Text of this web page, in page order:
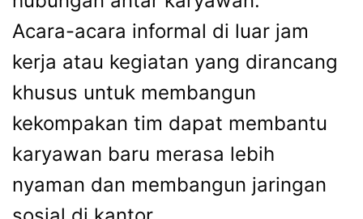
Acara-acara informal di luar jam
kerja atau kegiatan yang dirancang
khusus untuk membangun
kekompakan tim dapat membantu
karyawan baru merasa lebih
nyaman dan membangun jaringan